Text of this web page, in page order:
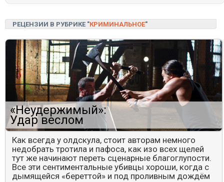
РЕЦЕНЗИИ В РУБРИКЕ "КРИМИНАЛЬНОЕ"
«Неудержимый»:
Удар веслом
Как всегда у олдскула, стоит авторам немного
недобрать тротила и пафоса, как изо всех щелей
тут же начинают переть сценарные благоглупости.
Все эти сентиментальные убивцы хороши, когда с
дымящейся «береттой» и под проливным дождём